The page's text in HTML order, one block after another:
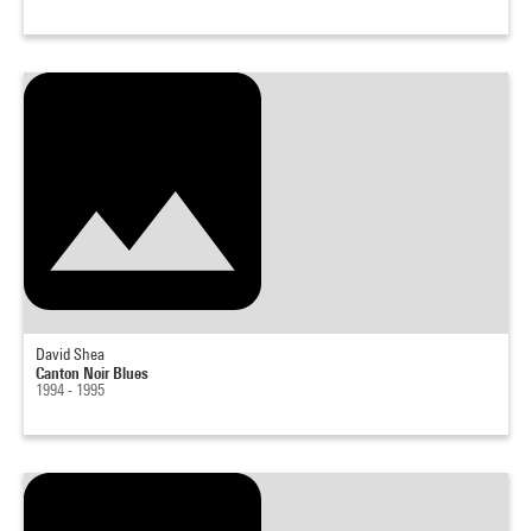
David Shea
Canton Noir Blues
1994 - 1995